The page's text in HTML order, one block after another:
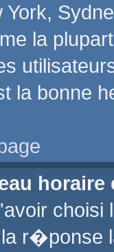
la
la bonne
horaire
choisi
r�ponse